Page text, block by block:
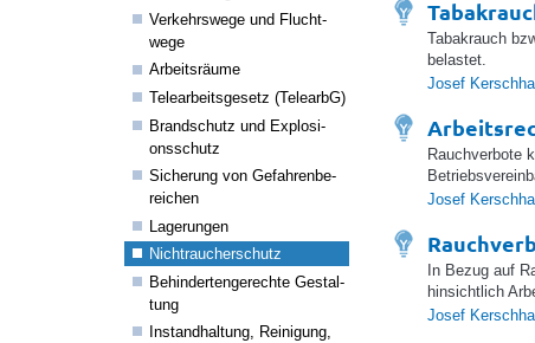
Verkehrs­wege und Flucht­
wege
Arbeits­räume
Telea­r­beits­ge­setz (TelearbG)
Brand­schutz und Explo­si­
ons­schutz
Siche­rung von Gefah­ren­be­
rei­chen
Lage­rungen
Nicht­rau­cher­schutz
Behin­der­ten­ge­rechte Gestal­
tung
Instand­hal­tung, Reini­gung,
Tabakrauch
belastet.
Josef
Rauchverbote
Josef
In Bezug auf
hinsichtlich
Josef